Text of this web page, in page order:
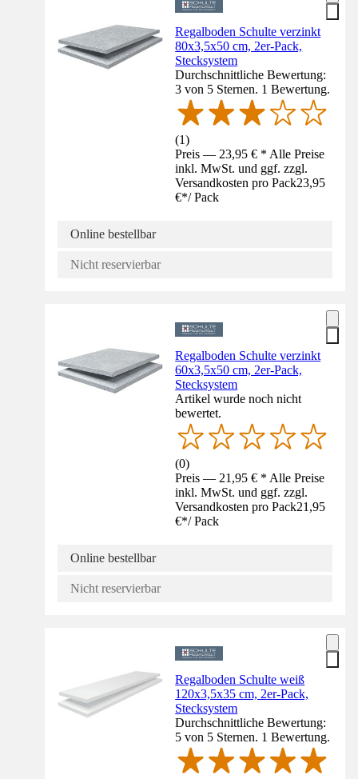
Regalboden Schulte verzinkt
80x3,5x50 cm, 2er-Pack,
Stecksystem
Durchschnittliche Bewertung:
3 von 5 Sternen. 1 Bewertung.
(1)
Preis — 23,95 € * Alle Preise
inkl. MwSt. und ggf. zzgl.
Versandkosten pro Pack23,95
€*/ Pack
Online bestellbar
Nicht reservierbar
Regalboden Schulte verzinkt
60x3,5x50 cm, 2er-Pack,
Stecksystem
Artikel wurde noch nicht
bewertet.
(0)
Preis — 21,95 € * Alle Preise
inkl. MwSt. und ggf. zzgl.
Versandkosten pro Pack21,95
€*/ Pack
Online bestellbar
Nicht reservierbar
Regalboden Schulte weiß
120x3,5x35 cm, 2er-Pack,
Stecksystem
Durchschnittliche Bewertung:
5 von 5 Sternen. 1 Bewertung.